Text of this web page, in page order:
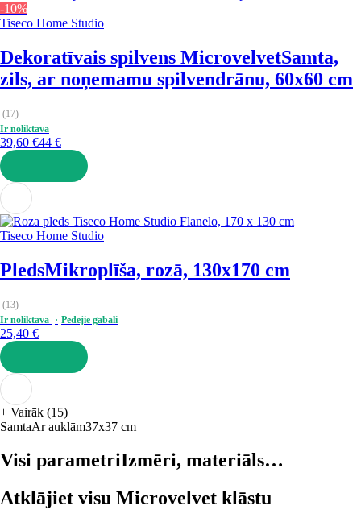
-10%
Tiseco Home Studio
Dekoratīvais spilvens MicrovelvetSamta,
zils, ar noņemamu spilvendrānu, 60x60 cm
(17)
Ir noliktavā
39,60 €44 €
LIKT GROZĀ
Tiseco Home Studio
PledsMikroplīša, rozā, 130x170 cm
(13)
Ir noliktavā
Pēdējie gabali
25,40 €
LIKT GROZĀ
+ Vairāk (15)
SamtaAr auklām37x37 cm
Visi parametriIzmēri, materiāls…
Atklājiet visu Microvelvet klāstu